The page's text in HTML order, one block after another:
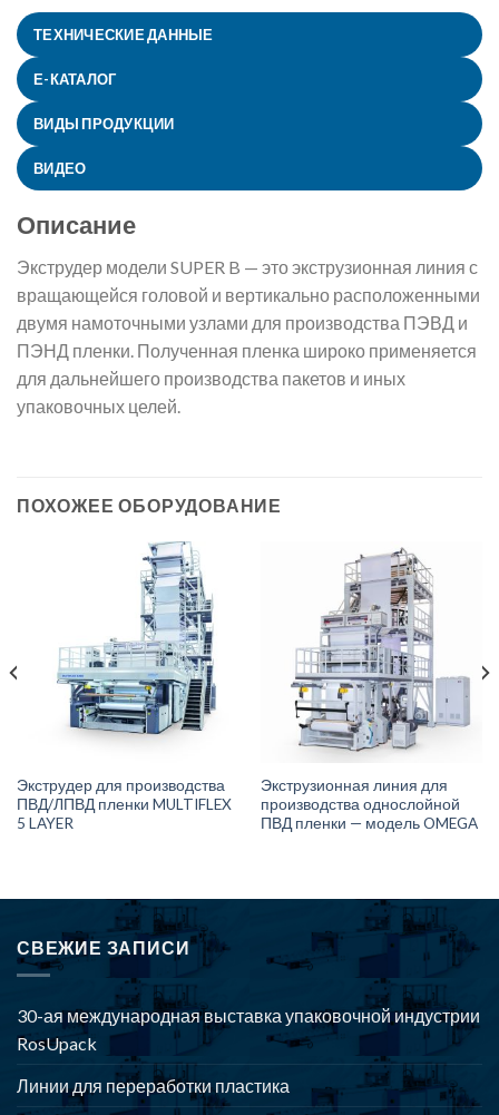
ТЕХНИЧЕСКИЕ ДАННЫЕ
Е-КАТАЛОГ
ВИДЫ ПРОДУКЦИИ
ВИДЕО
Описание
Экструдер модели SUPER B — это экструзионная линия с
вращающейся головой и вертикально расположенными
двумя намоточными узлами для производства ПЭВД и
ПЭНД пленки. Полученная пленка широко применяется
для дальнейшего производства пакетов и иных
упаковочных целей.
ПОХОЖЕЕ ОБОРУДОВАНИЕ
Экструдер для производства
ПВД/ЛПВД пленки MULTIFLEX
5 LAYER
Экструзионная линия для
производства однослойной
ПВД пленки — модель OMEGA
СВЕЖИЕ ЗАПИСИ
30-ая международная выставка упаковочной индустрии
RosUpack
Линии для переработки пластика